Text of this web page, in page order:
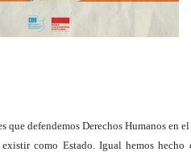
que defendemos Derechos Humanos en
como Estado. Igual hemos hecho